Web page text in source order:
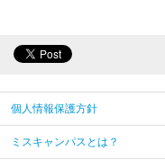
個人情報保護方針
ミスキャンパスとは？